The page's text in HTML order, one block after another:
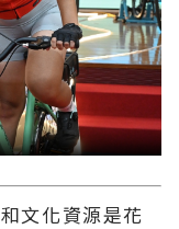
文化資源是花